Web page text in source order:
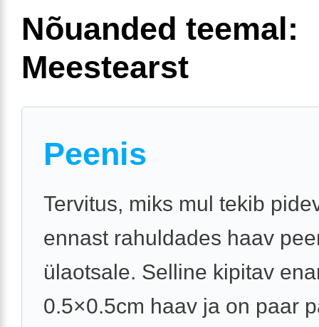
Nõuanded teemal:
Meestearst
Peenis
Tervitus, miks mul tekib
ennast rahuldades haav
ülaotsale. Selline kipitav
0.5×0.5cm haav ja on paar